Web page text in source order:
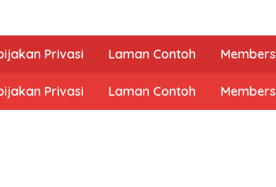
Privasi Laman Contoh Members
Privasi Laman Contoh Members